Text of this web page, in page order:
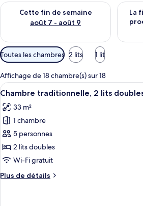
Cette fin de semaine
août 7 - août 9
Vérifier la disponibilité pour cette fin
La
Filtres
disponibles
pour
les
chambres
Toutes les chambres 2 lits 1 lit
Affichage de 18 chambre(s) sur 18
Afficher
toutes
les
photos
pour
ce
type
chambre :
Une
5
Chambre traditionnelle, 2 lits
33 m²
1 chambre
5 personnes
2 lits doubles
Wi-Fi gratuit
Plus de détails
Plus